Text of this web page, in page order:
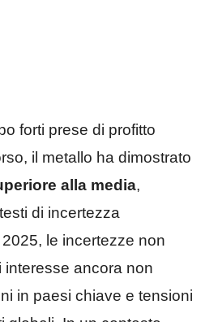
forti prese di profitto
il metallo ha dimostrato
alla media,
di incertezza
le incertezze non
interesse ancora non
in paesi chiave e tensioni